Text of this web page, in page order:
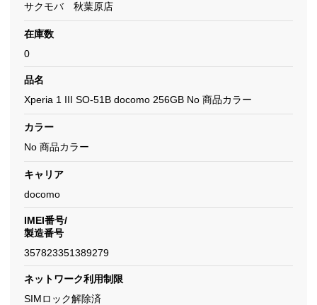
サクモバ 秋葉原店
在庫数
0
品名
Xperia 1 III SO-51B docomo 256GB No 商品カラー
カラー
No 商品カラー
キャリア
docomo
IMEI番号/
製造番号
357823351389279
ネットワーク利用制限
SIMロック解除済